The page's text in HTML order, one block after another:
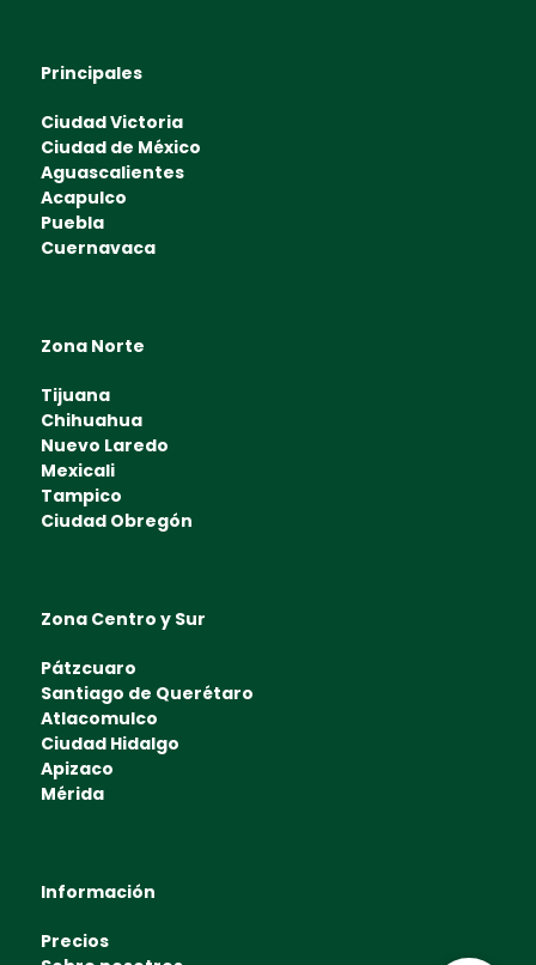
Principales
Ciudad Victoria
Ciudad de México
Aguascalientes
Acapulco
Puebla
Cuernavaca
Zona Norte
Tijuana
Chihuahua
Nuevo Laredo
Mexicali
Tampico
Ciudad Obregón
Zona Centro y Sur
Pátzcuaro
Santiago de Querétaro
Atlacomulco
Ciudad Hidalgo
Apizaco
Mérida
Información
Precios